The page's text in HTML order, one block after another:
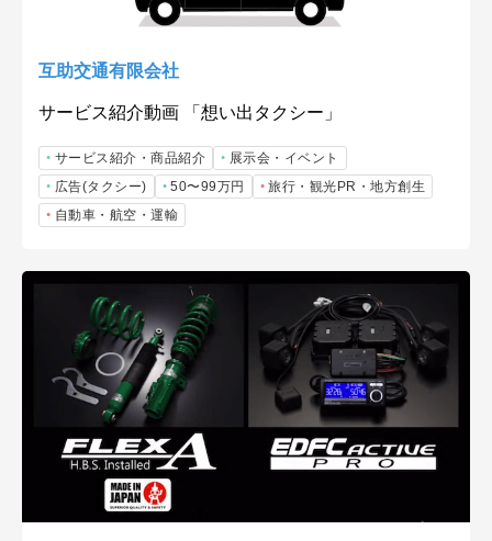
互助交通有限会社
サービス紹介動画 「想い出タクシー」
サービス紹介・商品紹介
展示会・イベント
広告(タクシー)
50〜99万円
旅行・観光PR・地方創生
自動車・航空・運輸